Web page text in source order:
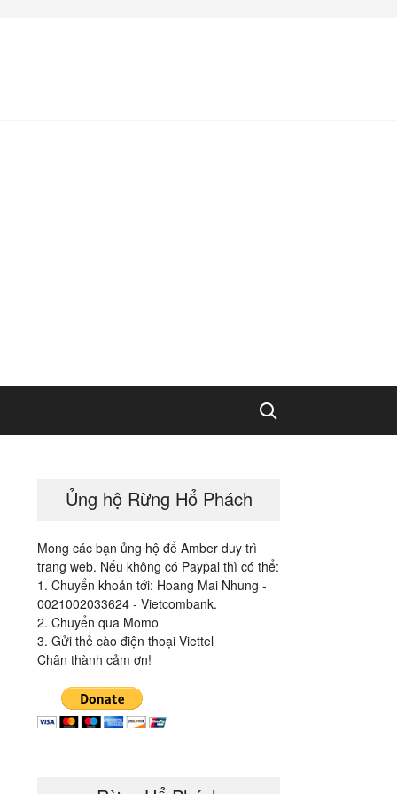
Search
Ủng hộ Rừng Hổ Phách
Mong các bạn ủng hộ để Amber duy trì
trang web. Nếu không có Paypal thì có thể:
1. Chuyển khoản tới: Hoang Mai Nhung -
0021002033624 - Vietcombank.
2. Chuyển qua Momo
3. Gửi thẻ cào điện thoại Viettel
Chân thành cảm ơn!